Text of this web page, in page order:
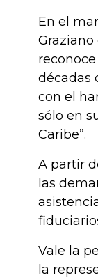
En el
Graziano
décadas
con el
sólo en
Caribe”.
A partir
las
Vale la
la